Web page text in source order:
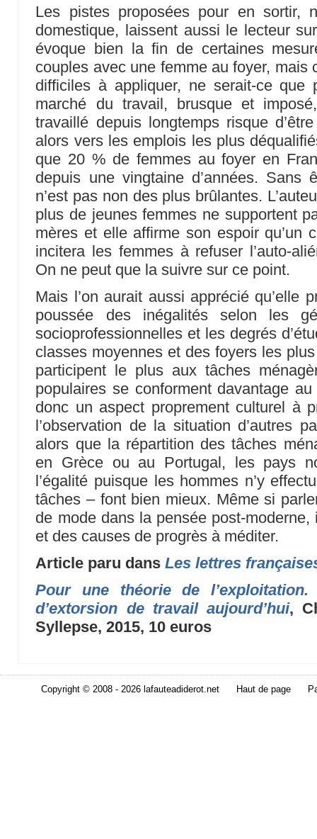
Les pistes proposées pour en sortir,
domestique, laissent aussi le lecteur
évoque bien la fin de certaines
couples avec une femme au foyer, mais
difficiles à appliquer, ne serait-ce
marché du travail, brusque et
travaillé depuis longtemps risque
alors vers les emplois les plus
que 20 % de femmes au foyer en
depuis une vingtaine d’années. Sans
n’est pas non des plus brûlantes.
plus de jeunes femmes ne supportent
mères et elle affirme son espoir qu’un
incitera les femmes à refuser l’auto-
On ne peut que la suivre sur ce point.
Mais l’on aurait aussi apprécié qu’elle
poussée des inégalités selon les
socioprofessionnelles et les degrés
classes moyennes et des foyers les
participent le plus aux tâches
populaires se conforment davantage
donc un aspect proprement culturel à
l’observation de la situation d’autres
alors que la répartition des tâches
en Grèce ou au Portugal, les pays
l’égalité puisque les hommes n’y
tâches – font bien mieux. Même si
de mode dans la pensée post-
et des causes de progrès à méditer.
Article paru dansLes lettres
Pour une théorie de
d’extorsion de travail aujourd’hui,
Syllepse, 2015, 10 euros
Copyright © 2008 - 2026 lafauteadiderot.net Haut de page